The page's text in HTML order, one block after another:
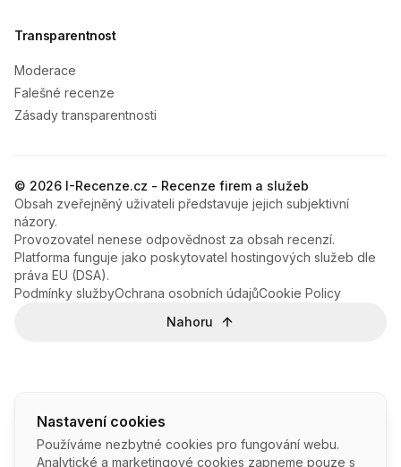
Nastavení cookies
Používáme nezbytné cookies pro fungování webu.
Analytické a marketingové cookies zapneme pouze s
Transparentnost
Moderace
Falešné recenze
Zásady transparentnosti
© 2026 I-Recenze.cz - Recenze firem a služeb
Obsah zveřejněný uživateli představuje jejich subjektivní
názory.
Provozovatel nenese odpovědnost za obsah recenzí.
Platforma funguje jako poskytovatel hostingových služeb dle
práva EU (DSA).
Podmínky službyOchrana osobních údajůCookie Policy
Nahoru